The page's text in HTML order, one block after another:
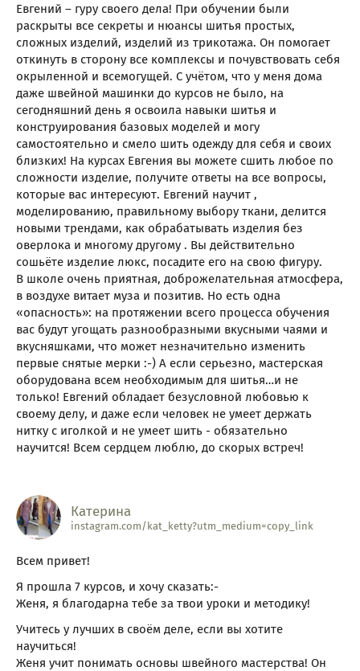
Евгений – гуру своего дела! При обучении были
раскрыты все секреты и нюансы шитья простых,
сложных изделий, изделий из трикотажа. Он помогает
откинуть в сторону все комплексы и почувствовать себя
окрыленной и всемогущей. С учётом, что у меня дома
даже швейной машинки до курсов не было, на
сегодняшний день я освоила навыки шитья и
конструирования базовых моделей и могу
самостоятельно и смело шить одежду для себя и своих
близких! На курсах Евгения вы можете сшить любое по
сложности изделие, получите ответы на все вопросы,
которые вас интересуют. Евгений научит ,
моделированию, правильному выбору ткани, делится
новыми трендами, как обрабатывать изделия без
оверлока и многому другому . Вы действительно
сошьёте изделие люкс, посадите его на свою фигуру.
В школе очень приятная, доброжелательная атмосфера,
в воздухе витает муза и позитив. Но есть одна
«опасность»: на протяжении всего процесса обучения
вас будут угощать разнообразными вкусными чаями и
вкусняшками, что может незначительно изменить
первые снятые мерки :-) А если серьезно, мастерская
оборудована всем необходимым для шитья…и не
только! Евгений обладает безусловной любовью к
своему делу, и даже если человек не умеет держать
нитку с иголкой и не умеет шить - обязательно
научится! Всем сердцем люблю, до скорых встреч!
Катерина
instagram.com/kat_ketty?utm_medium=copy_link
Всем привет!
Я прошла 7 курсов, и хочу сказать:-
Женя, я благодарна тебе за твои уроки и методику!
Учитесь у лучших в своём деле, если вы хотите
научиться!
Женя учит понимать основы швейного мастерства! Он